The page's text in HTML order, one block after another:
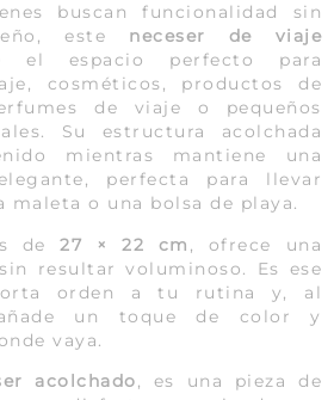
buscan funcionalidad sin
este neceser de viaje
el espacio perfecto para
cosméticos, productos de
de viaje o pequeños
Su estructura acolchada
mientras mantiene una
perfecta para llevar
o una bolsa de playa.
de27 × 22 cm , ofrece una
resultar voluminoso. Es ese
orden a tu rutina y, al
un toque de color y
vaya.
acolchado, es una pieza de